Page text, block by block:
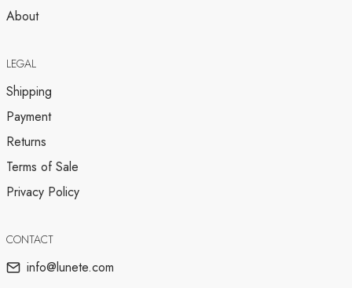
About
LEGAL
Shipping
Payment
Returns
Terms of Sale
Privacy Policy
CONTACT
info@lunete.com